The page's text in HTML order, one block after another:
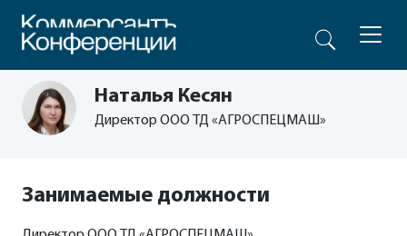
Наталья Кесян
Директор ООО ТД «АГРОСПЕЦМАШ»
Занимаемые должности